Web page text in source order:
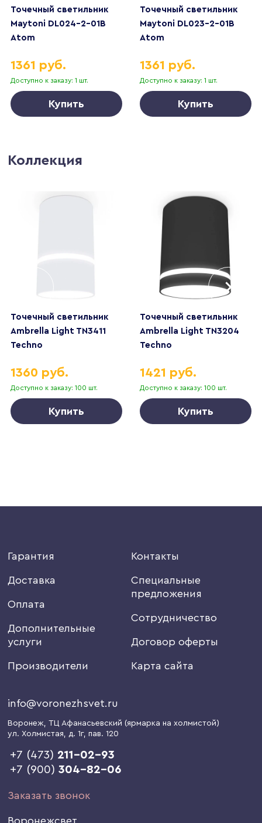
Точечный светильник
Maytoni DL024-2-01B
Atom
Доступно к заказу: 1 шт.
1361 руб.
Купить
Точечный светильник
Maytoni DL023-2-01B
Atom
Доступно к заказу: 1 шт.
1361 руб.
Купить
Коллекция
Точечный светильник
Ambrella Light TN3411
Techno
Доступно к заказу: 100 шт.
1360 руб.
Купить
Точечный светильник
Ambrella Light TN3204
Techno
Доступно к заказу: 100 шт.
1421 руб.
Купить
Гарантия
Доставка
Оплата
Дополнительные
услуги
Производители
Контакты
Специальные
предложения
Сотрудничество
Договор оферты
Карта сайта
info@voronezhsvet.ru
Воронеж, ТЦ Афанасьевский (ярмарка на холмистой)
ул. Холмистая, д. 1г, пав. 120
+7 (473) 211-02-93
+7 (900)304-82-06
Заказать звонок
Воронежсвет